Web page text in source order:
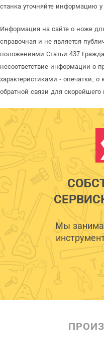
станка уточняйте информацию у
Информация на сайте о ноже
справочная и не является
положениями Статьи 437
несоответствие информации о
характеристиками - опечатки,
обратной связи для скорейшего
Мы